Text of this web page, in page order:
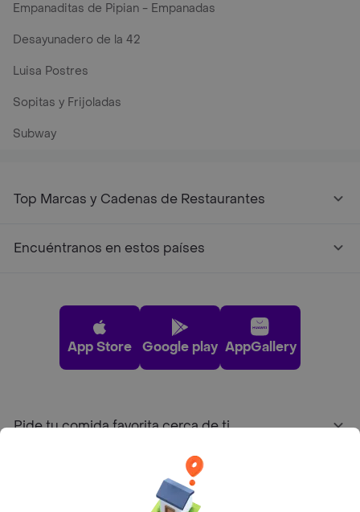
Empanaditas de Pipian - Empanadas
Desayunadero de la 42
Luisa Postres
Sopitas y Frijoladas
Subway
Top Marcas y Cadenas de Restaurantes
Encuéntranos en estos países
App Store Google play AppGallery
Pide tu comida favorita cerca de ti